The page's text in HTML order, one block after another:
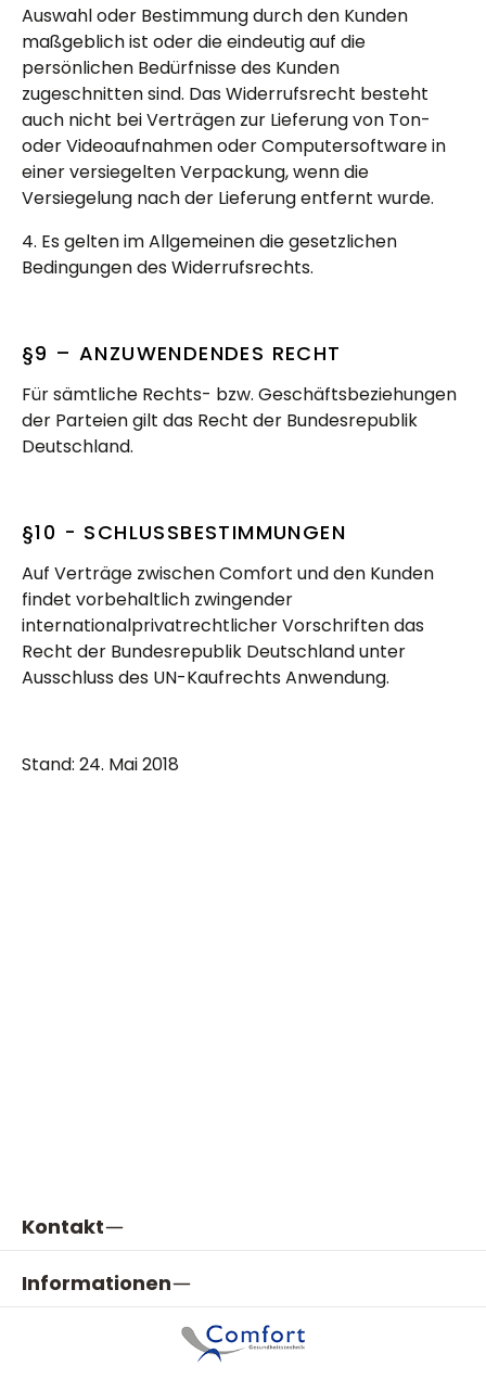
Auswahl oder Bestimmung durch den Kunden
maßgeblich ist oder die eindeutig auf die
persönlichen Bedürfnisse des Kunden
zugeschnitten sind. Das Widerrufsrecht besteht
auch nicht bei Verträgen zur Lieferung von Ton-
oder Videoaufnahmen oder Computersoftware in
einer versiegelten Verpackung, wenn die
Versiegelung nach der Lieferung entfernt wurde.
4. Es gelten im Allgemeinen die gesetzlichen
Bedingungen des Widerrufsrechts.
§9 – ANZUWENDENDES RECHT
Für sämtliche Rechts- bzw. Geschäftsbeziehungen
der Parteien gilt das Recht der Bundesrepublik
Deutschland.
§10 - SCHLUSSBESTIMMUNGEN
Auf Verträge zwischen Comfort und den Kunden
findet vorbehaltlich zwingender
internationalprivatrechtlicher Vorschriften das
Recht der Bundesrepublik Deutschland unter
Ausschluss des UN-Kaufrechts Anwendung.
Stand: 24. Mai 2018
Kontakt
Informationen